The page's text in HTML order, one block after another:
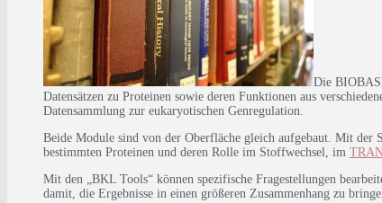
Die
Datensätzen zu Proteinen sowie deren Funktionen aus
Datensammlung zur eukaryotischen Genregulation.
Beide Module sind von der Oberfläche gleich aufgebaut. Mit der
bestimmten Proteinen und deren Rolle im Stoffwechsel, im
Mit den „BKL Tools“ können spezifische Fragestellungen
damit, die Ergebnisse in einen größeren Zusammenhang zu